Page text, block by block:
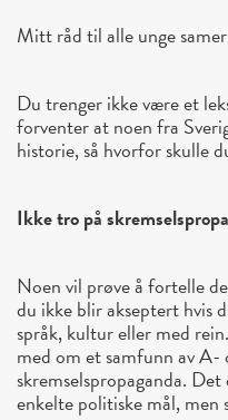
Mitt råd til alle unge
Du trenger ikke være et
forventer at noen fra
historie, så hvorfor skulle
Ikke tro på
Noen vil prøve å fortelle
du ikke blir akseptert hvis
språk, kultur eller med
med om et samfunn av
skremselspropaganda.
enkelte politiske mål, men